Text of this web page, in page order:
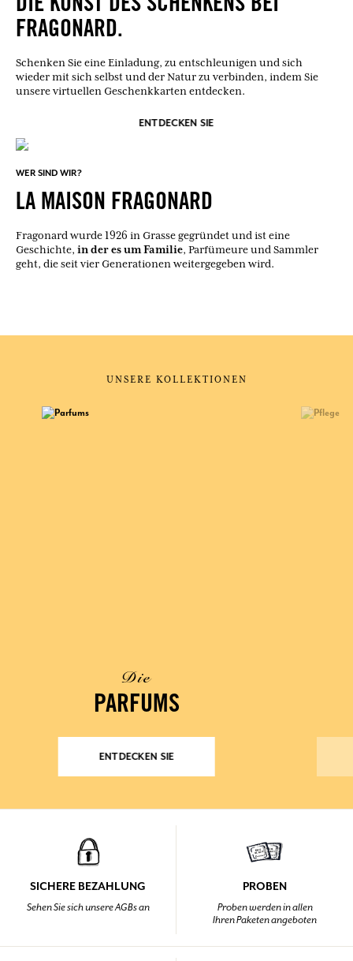
DIE KUNST DES SCHENKENS BEI
FRAGONARD.
Schenken Sie eine Einladung, zu entschleunigen und sich
wieder mit sich selbst und der Natur zu verbinden, indem Sie
unsere virtuellen Geschenkkarten entdecken.
ENTDECKEN SIE
WER SIND WIR?
LA MAISON FRAGONARD
Fragonard wurde 1926 in Grasse gegründet und ist eine
Geschichte, in der es um Familie, Parfümeure und Sammler
geht, die seit vier Generationen weitergegeben wird.
UNSERE KOLLEKTIONEN
Die
PARFUMS
ENTDECKEN SIE
SICHERE BEZAHLUNG
Sehen Sie sich unsere AGBs an
PROBEN
Proben werden in allen
Ihren Paketen angeboten